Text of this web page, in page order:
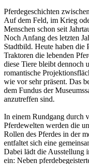
Pferdegeschichten
Auf dem Feld, im Krieg
Menschen schon seit
Noch Anfang des letzten
Stadtbild. Heute haben die
Traktoren die lebenden
diese Tiere bleibt dennoch
romantische
wie vor sehr präsent. Das
dem Fundus der
anzutreffen sind.
In einem Rundgang durch
Pferdewelten werden die
Rollen des Pferdes in der
entfaltet sich eine
Dabei lädt die Ausstellung
ein: Neben